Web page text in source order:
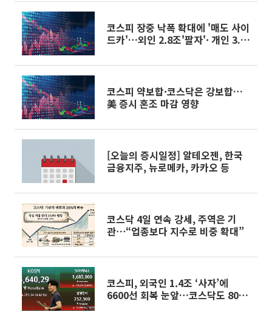
코스피 장중 낙폭 확대에 '매도 사이
드카'…외인 2.8조'팔자'· 개인 3.1
코스피 약보합·코스닥은 강보합…
美 증시 혼조 마감 영향
[오늘의 증시일정] 알테오젠, 한국
금융지주, 뉴로메카, 카카오 등
코스닥 4일 연속 강세, 주역은 기
관⋯“업종보다 지수로 비중 확대”
코스피, 외국인 1.4조 ‘사자’에
6600선 회복 눈앞…코스닥도 800